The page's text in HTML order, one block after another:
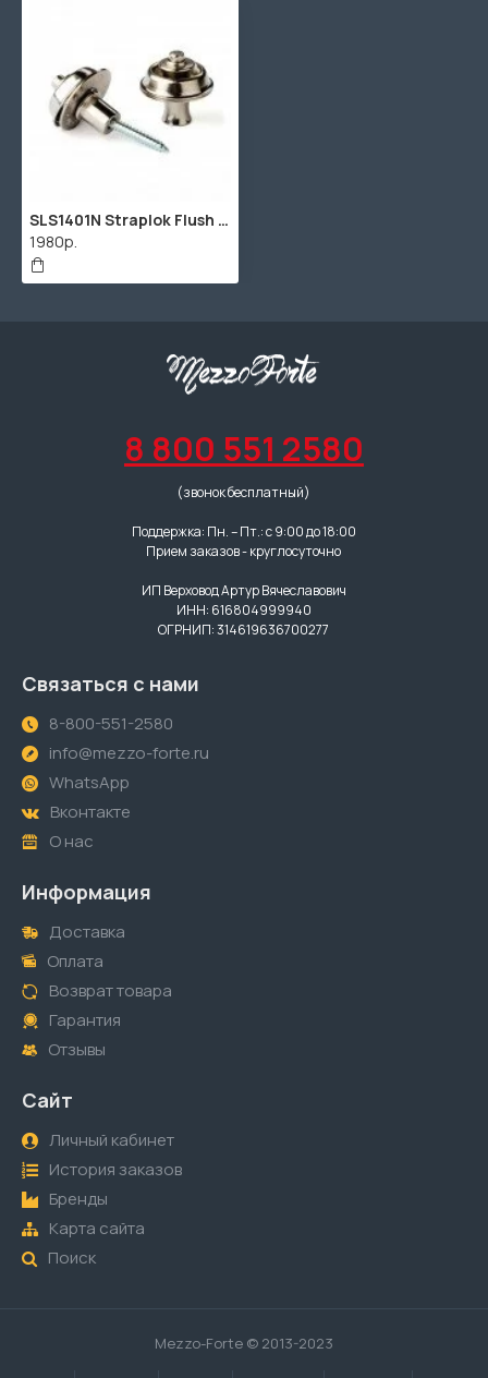
SLS1401N Straplok Flush Крепление ремня, никелированное, 2шт, Dunlop
1980р.
8 800 551 2580
(звонок бесплатный)
Поддержка: Пн. – Пт.: с 9:00 до 18:00
Прием заказов - круглосуточно
ИП Верховод Артур Вячеславович
ИНН: 616804999940
ОГРНИП: 314619636700277
Связаться с нами
8-800-551-2580
info@mezzo-forte.ru
WhatsApp
Вконтакте
О нас
Информация
Доставка
Оплата
Возврат товара
Гарантия
Отзывы
Сайт
Личный кабинет
История заказов
Бренды
Карта сайта
Поиск
Mezzo-Forte © 2013-2023